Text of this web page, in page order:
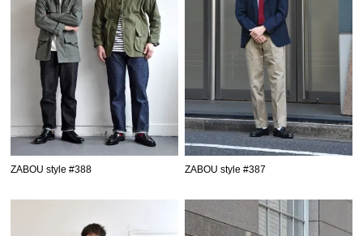
ZABOU style #388 ZABOU style #387